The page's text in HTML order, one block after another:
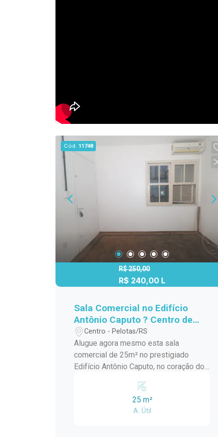
Cód. 11748
R$ 250,00
R$ 240,00 L
Sala Comercial no Edifício
Antônio Caputo ? Centro de
Pelotas!
Centro - Pelotas/RS
Alugue agora mesmo esta sala
comercial de 25m² no prestigiado
Edifício Antônio Caputo, no coração do
profissionais que buscam um ambiente
confortável e funcional, perfeito para o
seu negócio prosperar. Destaques do
25 m²
A. Útil